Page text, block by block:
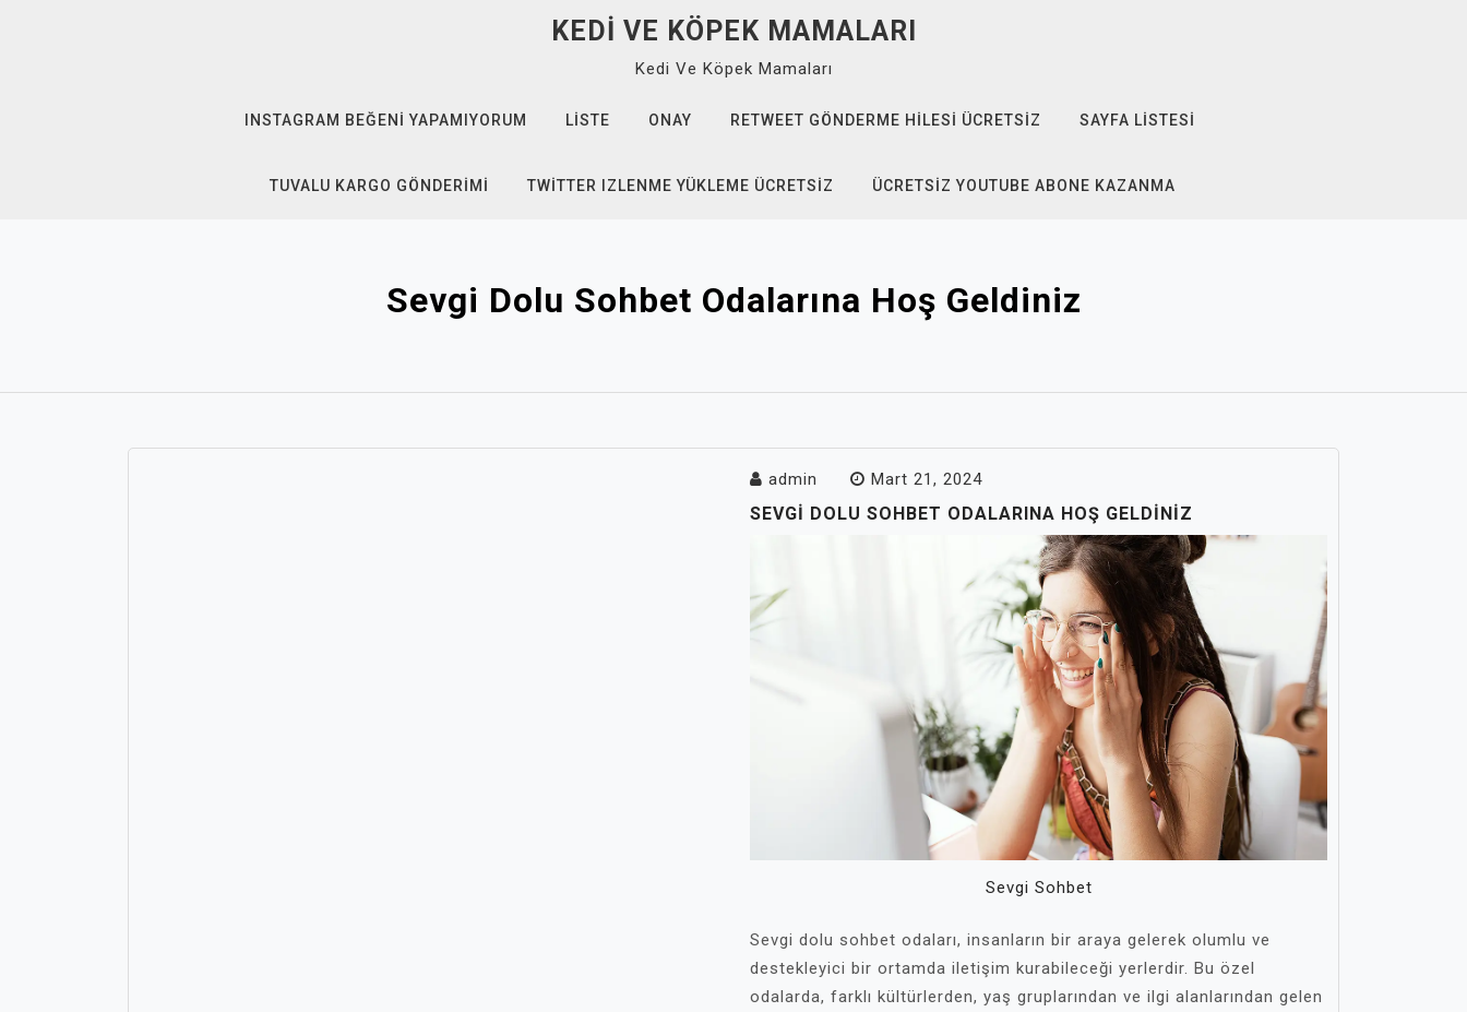
KEDI VE KÖPEK MAMALARI
Kedi Ve Köpek Mamaları
INSTAGRAM BEĞENI YAPAMIYORUM LISTE ONAY RETWEET GÖNDERME HILESI ÜCRETSIZ SAYFA LISTESI
TUVALU KARGO GÖNDERIMI TWITTER IZLENME YÜKLEME ÜCRETSIZ ÜCRETSIZ YOUTUBE ABONE KAZANMA
Sevgi Dolu Sohbet Odalarına Hoş Geldiniz
admin Mart 21, 2024
SEVGI DOLU SOHBET ODALARINA HOŞ GELDINIZ
Sevgi Sohbet
Sevgi dolu sohbet odaları, insanların bir araya gelerek olumlu ve
destekleyici bir ortamda iletişim kurabileceği yerlerdir. Bu özel
odalarda, farklı kültürlerden, yaş gruplarından ve ilgi alanlarından gelen